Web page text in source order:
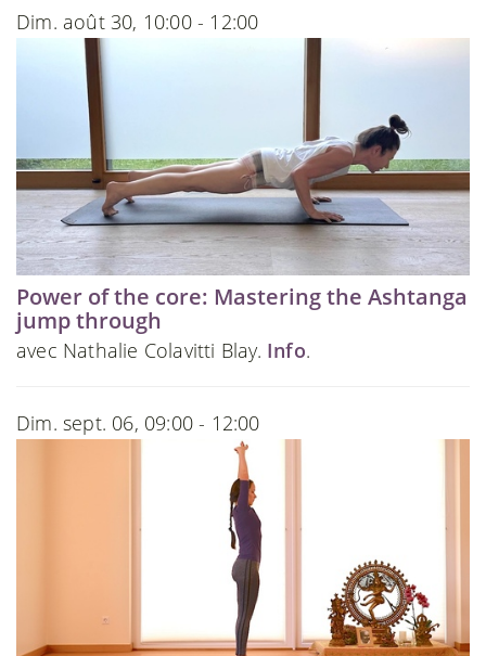
Dim. août 30, 10:00 - 12:00
Power of the core: Mastering the Ashtanga
jump through
avec Nathalie Colavitti Blay. Info.
Dim. sept. 06, 09:00 - 12:00